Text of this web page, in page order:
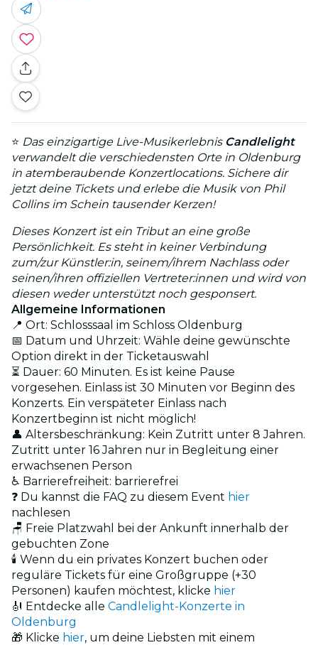
⭐ Das einzigartige Live-Musikerlebnis Candlelight
verwandelt die verschiedensten Orte in Oldenburg
in atemberaubende Konzertlocations. Sichere dir
jetzt deine Tickets und erlebe die Musik von Phil
Collins im Schein tausender Kerzen!
Dieses Konzert ist ein Tribut an eine große
Persönlichkeit. Es steht in keiner Verbindung
zum/zur Künstler:in, seinem/ihrem Nachlass oder
seinen/ihren offiziellen Vertreter:innen und wird von
diesen weder unterstützt noch gesponsert.
Allgemeine Informationen
📍 Ort: Schlosssaal im Schloss Oldenburg
📅 Datum und Uhrzeit: Wähle deine gewünschte
Option direkt in der Ticketauswahl
⏳ Dauer: 60 Minuten. Es ist keine Pause
vorgesehen. Einlass ist 30 Minuten vor Beginn des
Konzerts. Ein verspäteter Einlass nach
Konzertbeginn ist nicht möglich!
👤 Altersbeschränkung: Kein Zutritt unter 8 Jahren.
Zutritt unter 16 Jahren nur in Begleitung einer
erwachsenen Person
♿ Barrierefreiheit: barrierefrei
❓ Du kannst die FAQ zu diesem Event hier
nachlesen
🪑 Freie Platzwahl bei der Ankunft innerhalb der
gebuchten Zone
🕯️ Wenn du ein privates Konzert buchen oder
reguläre Tickets für eine Großgruppe (+30
Personen) kaufen möchtest, klicke hier
🎻 Entdecke alle Candlelight-Konzerte in
Oldenburg
🎁 Klicke hier, um deine Liebsten mit einem